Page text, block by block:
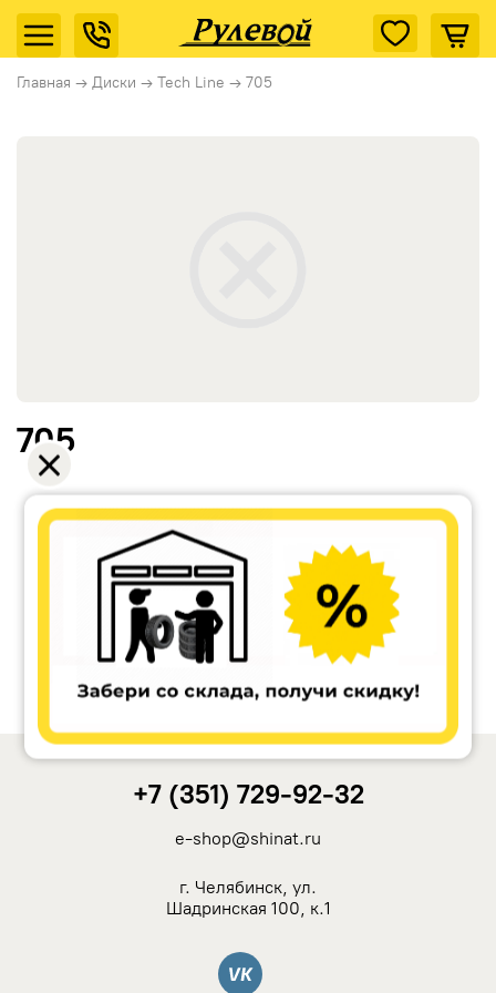
Главная → Диски → Tech Line → 705
Remain
Carwel
705
+7 (351) 729-92-32
e-shop@shinat.ru
г. Челябинск, ул.
Шадринская 100, к.1
Вконтакте